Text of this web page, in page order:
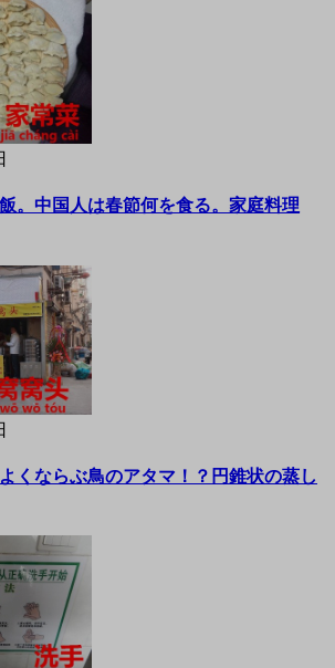
。中国人は春節何を食る。家庭料理
くならぶ鳥のアタマ！？円錐状の蒸し